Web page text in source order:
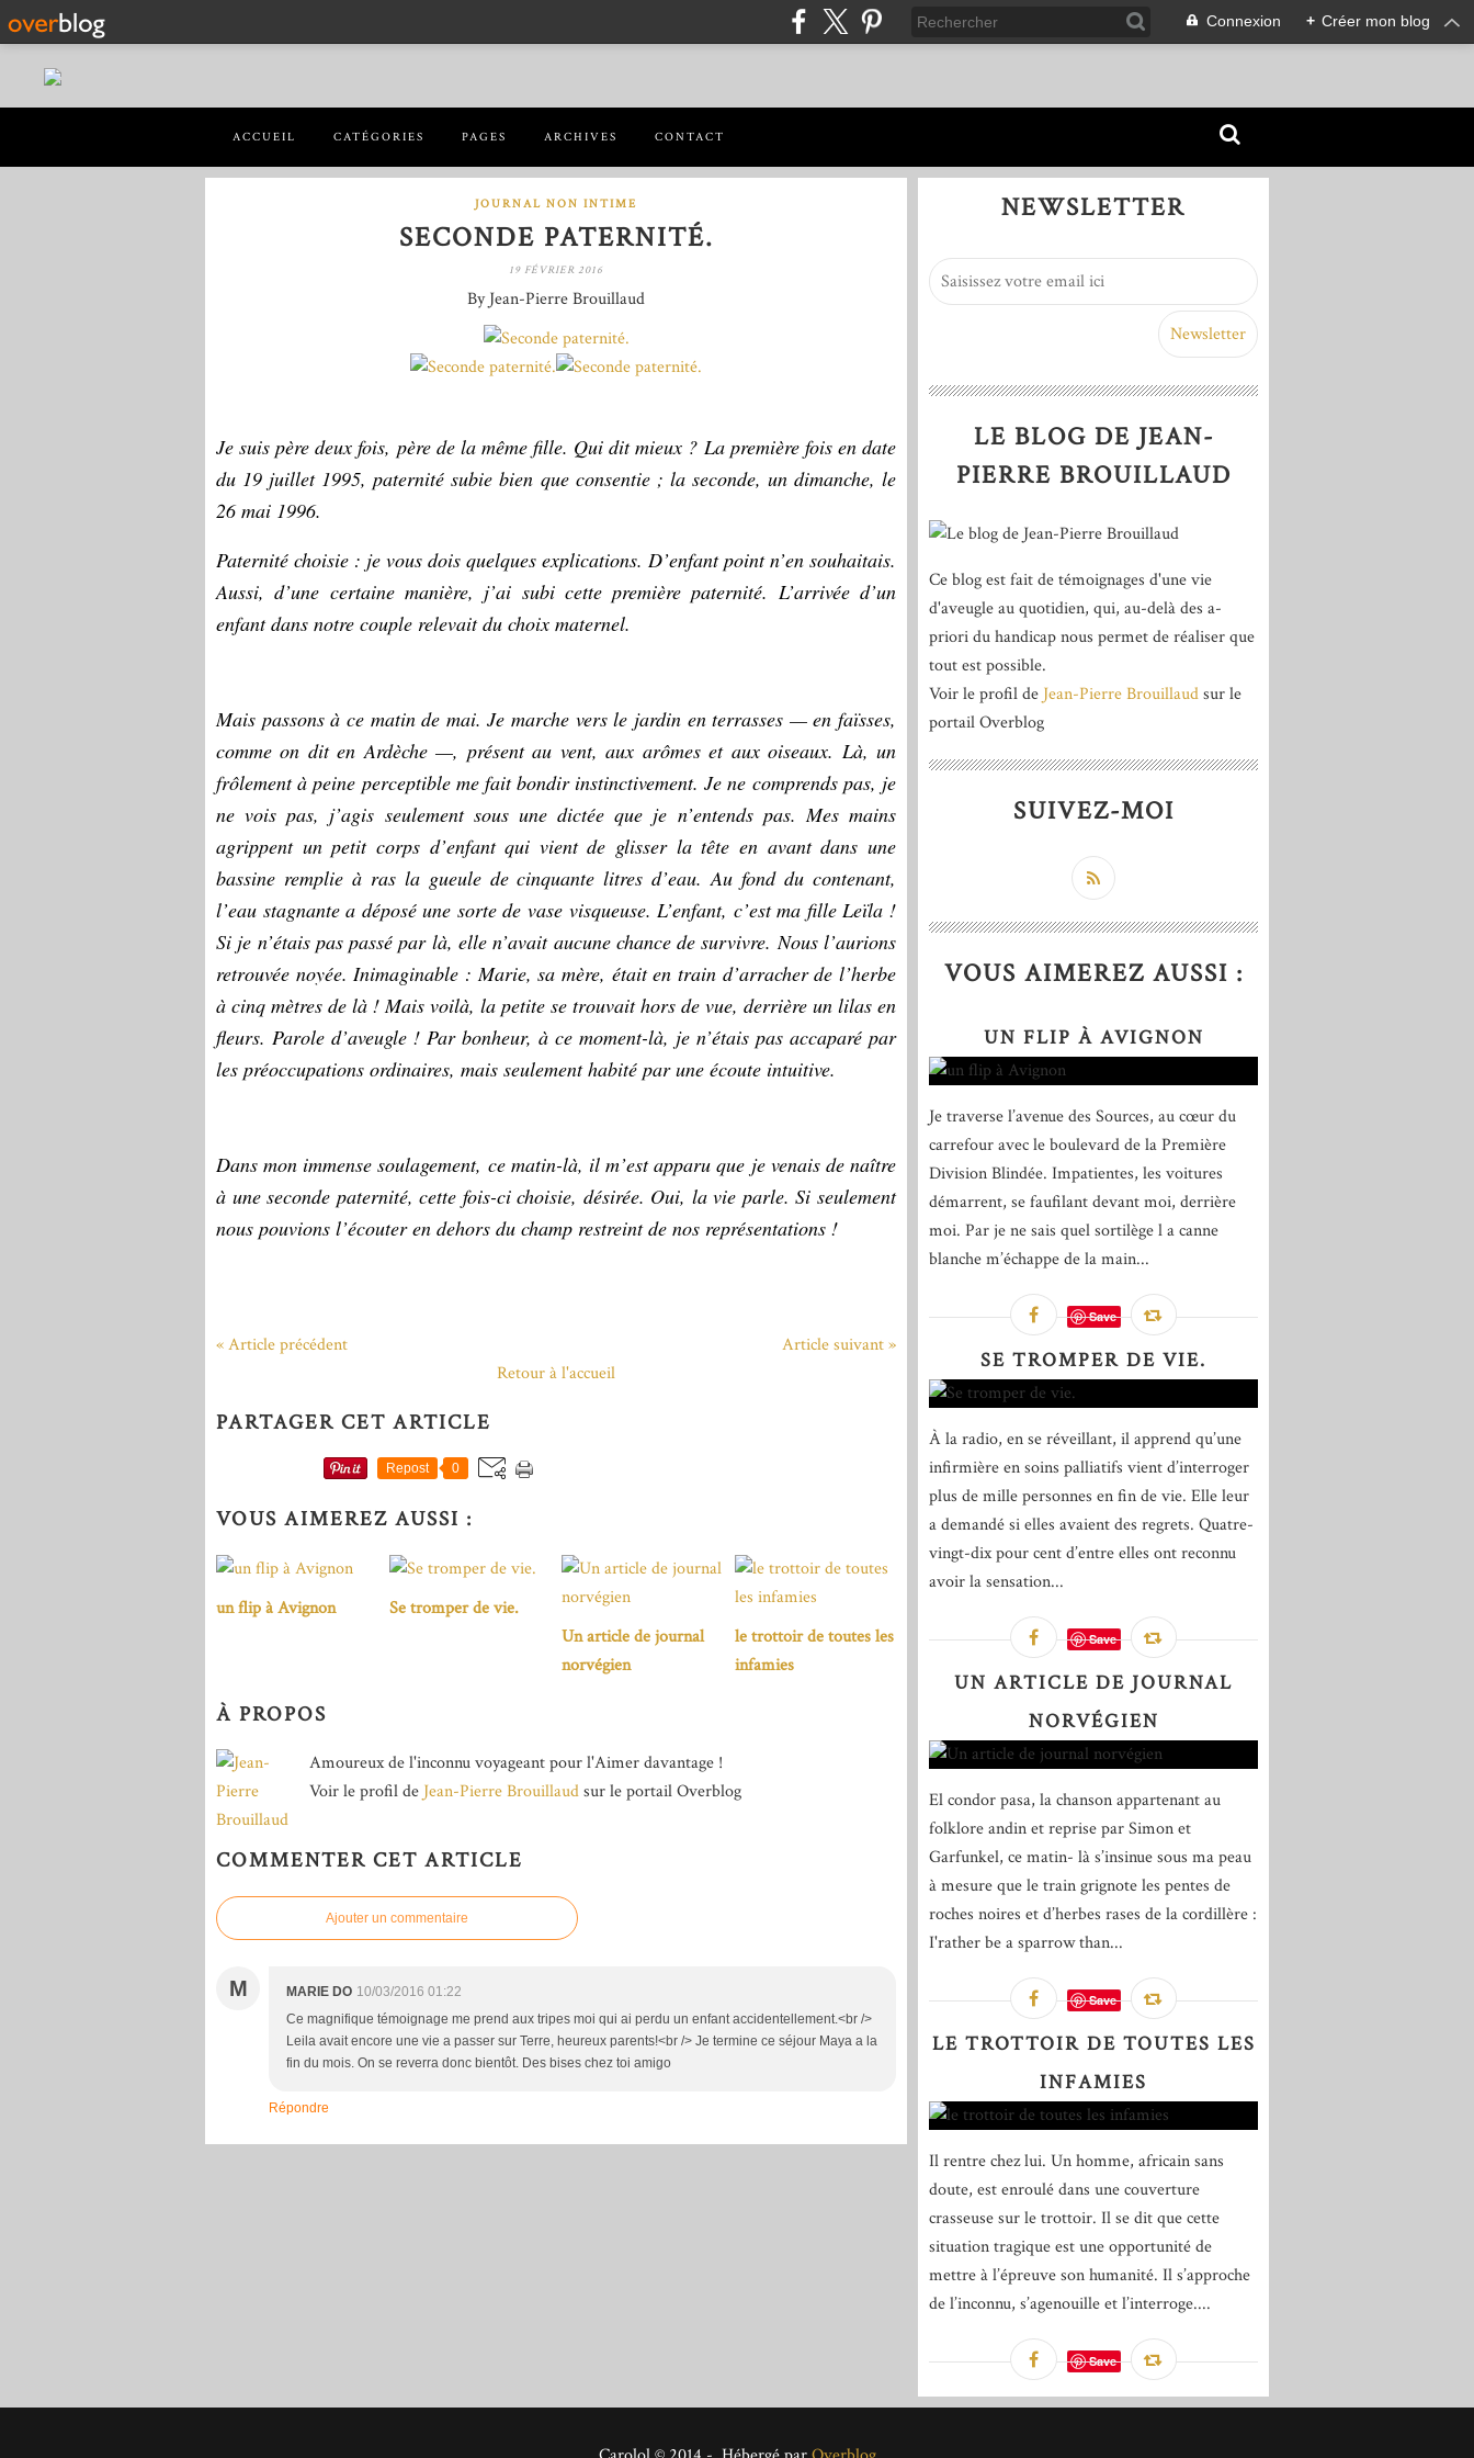
Connexion + Créer mon blog
ACCUEIL CATÉGORIES PAGES ARCHIVES CONTACT
JOURNAL NON INTIME
SECONDE PATERNITÉ.
19 FÉVRIER 2016
By Jean-Pierre Brouillaud
Je suis père deux fois, père de la même fille. Qui dit mieux ? La première fois en date
du 19 juillet 1995, paternité subie bien que consentie ; la seconde, un dimanche, le
26 mai 1996.
Paternité choisie : je vous dois quelques explications. D’enfant point n’en souhaitais.
Aussi, d’une certaine manière, j’ai subi cette première paternité. L’arrivée d’un
enfant dans notre couple relevait du choix maternel.
Mais passons à ce matin de mai. Je marche vers le jardin en terrasses — en faïsses,
comme on dit en Ardèche —, présent au vent, aux arômes et aux oiseaux. Là, un
frôlement à peine perceptible me fait bondir instinctivement. Je ne comprends pas, je
ne vois pas, j’agis seulement sous une dictée que je n’entends pas. Mes mains
agrippent un petit corps d’enfant qui vient de glisser la tête en avant dans une
bassine remplie à ras la gueule de cinquante litres d’eau. Au fond du contenant,
l’eau stagnante a déposé une sorte de vase visqueuse. L’enfant, c’est ma fille Leïla !
Si je n’étais pas passé par là, elle n’avait aucune chance de survivre. Nous l’aurions
retrouvée noyée. Inimaginable : Marie, sa mère, était en train d’arracher de l’herbe
à cinq mètres de là ! Mais voilà, la petite se trouvait hors de vue, derrière un lilas en
fleurs. Parole d’aveugle ! Par bonheur, à ce moment-là, je n’étais pas accaparé par
les préoccupations ordinaires, mais seulement habité par une écoute intuitive.
Dans mon immense soulagement, ce matin-là, il m’est apparu que je venais de naître
à une seconde paternité, cette fois-ci choisie, désirée. Oui, la vie parle. Si seulement
nous pouvions l’écouter en dehors du champ restreint de nos représentations !
« Article précédent
Article suivant »
Retour à l'accueil
PARTAGER CET ARTICLE
Repost 0
VOUS AIMEREZ AUSSI :
un flip à Avignon
Se tromper de vie.
Un article de journal
norvégien
le trottoir de toutes les
infamies
À PROPOS
Amoureux de l'inconnu voyageant pour l'Aimer davantage !
Voir le profil de Jean-Pierre Brouillaudsur le portail Overblog
COMMENTER CET ARTICLE
Ajouter un commentaire
M MARIE DO 10/03/2016 01:22
Ce magnifique témoignage me prend aux tripes moi qui ai perdu un enfant accidentellement.<br />
Leila avait encore une vie a passer sur Terre, heureux parents!<br /> Je termine ce séjour Maya a la
fin du mois. On se reverra donc bientôt. Des bises chez toi amigo
Répondre
NEWSLETTER
LE BLOG DE JEAN-
PIERRE BROUILLAUD
Ce blog est fait de témoignages d'une vie
d'aveugle au quotidien, qui, au-delà des a-
priori du handicap nous permet de réaliser que
tout est possible.
Voir le profil de Jean-Pierre Brouillaudsur le
portail Overblog
SUIVEZ-MOI
VOUS AIMEREZ AUSSI :
UN FLIP À AVIGNON
Je traverse l’avenue des Sources, au cœur du
carrefour avec le boulevard de la Première
Division Blindée. Impatientes, les voitures
démarrent, se faufilant devant moi, derrière
moi. Par je ne sais quel sortilège l a canne
blanche m’échappe de la main...
Save
SE TROMPER DE VIE.
À la radio, en se réveillant, il apprend qu’une
infirmière en soins palliatifs vient d’interroger
plus de mille personnes en fin de vie. Elle leur
a demandé si elles avaient des regrets. Quatre-
vingt-dix pour cent d’entre elles ont reconnu
avoir la sensation...
Save
UN ARTICLE DE JOURNAL
NORVÉGIEN
El condor pasa, la chanson appartenant au
folklore andin et reprise par Simon et
Garfunkel, ce matin- là s’insinue sous ma peau
à mesure que le train grignote les pentes de
roches noires et d’herbes rases de la cordillère :
I'rather be a sparrow than...
Save
LE TROTTOIR DE TOUTES LES
INFAMIES
Il rentre chez lui. Un homme, africain sans
doute, est enroulé dans une couverture
crasseuse sur le trottoir. Il se dit que cette
situation tragique est une opportunité de
mettre à l’épreuve son humanité. Il s’approche
de l’inconnu, s’agenouille et l’interroge....
Save